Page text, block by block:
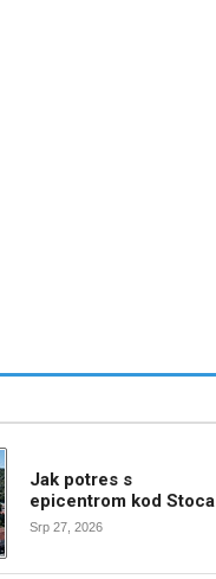
Jak potres s
epicentrom kod Stoca
Srp 27, 2026